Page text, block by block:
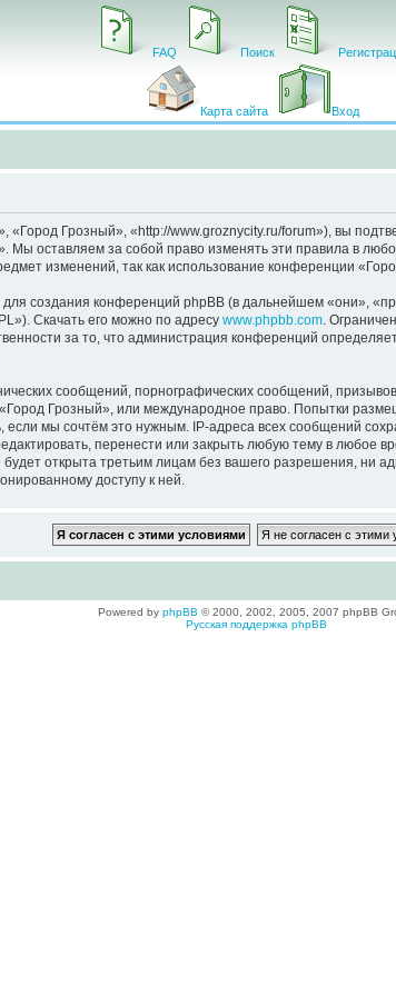
FAQ Поиск
Карта сайта Вход
Грозный», «http://www.groznycity.ru/forum»), вы
оставляем за собой право изменять эти правила в
изменений, так как использование конференции
создания конференций phpBB (в дальнейшем «они»,
Скачать его можно по адресу www.phpbb.com.
за то, что администрация конференций
сообщений, порнографических сообщений,
Грозный», или международное право. Попытки
мы сочтём это нужным. IP-адреса всех сообщений
перенести или закрыть любую тему в любое
открыта третьим лицам без вашего разрешения, ни
доступу к ней.
Powered by phpBB © 2000, 2002, 2005, 2007 phpBB
Русская поддержка phpBB